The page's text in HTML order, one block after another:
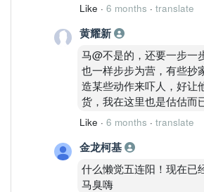
Like · 6 months · translate
黄耀新
马@不是的，还要一步一
也一样步步为营，有些抄
造某些动作来吓人，好让
货，我在这里也是估估而已
Like · 6 months · translate
金龙柯基
什么懒觉五连阳！现在已
马臭嗨